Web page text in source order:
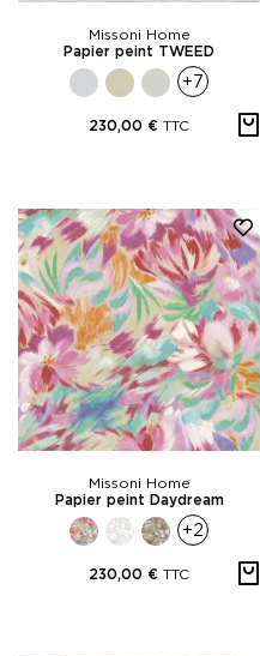
Missoni Home
Papier peint TWEED
+7
230,00 € TTC
Missoni Home
Papier peint Daydream
+2
230,00 € TTC